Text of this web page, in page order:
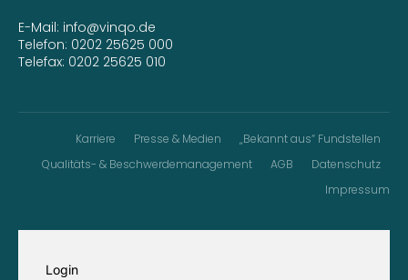
E-Mail: info@vinqo.de
Telefon: 0202 25625 000
Telefax: 0202 25625 010
Karriere Presse & Medien
„Bekannt aus“ Fundstellen
Qualitäts- & Beschwerdemanagement
AGB
Datenschutz
Impressum
Login